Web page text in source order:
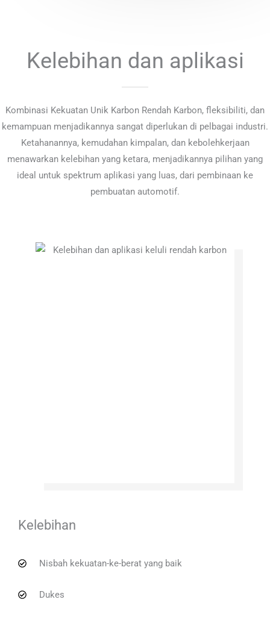
Kelebihan dan aplikasi
Kombinasi Kekuatan Unik Karbon Rendah Karbon, fleksibiliti, dan
kemampuan menjadikannya sangat diperlukan di pelbagai industri.
Ketahanannya, kemudahan kimpalan, dan kebolehkerjaan
menawarkan kelebihan yang ketara, menjadikannya pilihan yang
ideal untuk spektrum aplikasi yang luas, dari pembinaan ke
pembuatan automotif.
Kelebihan
Nisbah kekuatan-ke-berat yang baik
Dukes